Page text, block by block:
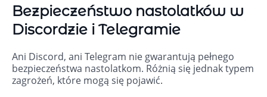
Bezpieczeństwo nastolatków w
Discordzie i Telegramie
Ani Discord, ani Telegram nie gwarantują pełnego
bezpieczeństwa nastolatkom. Różnią się jednak typem
zagrożeń, które mogą się pojawić.